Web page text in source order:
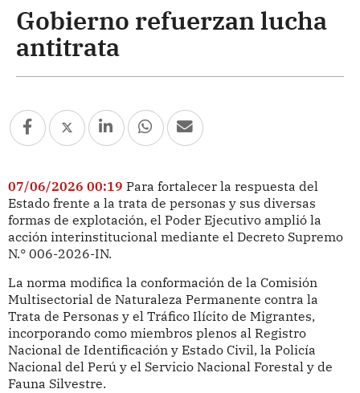
Gobierno refuerzan lucha
antitrata
07/06/2026 00:19 Para fortalecer la respuesta del
Estado frente a la trata de personas y sus diversas
formas de explotación, el Poder Ejecutivo amplió la
acción interinstitucional mediante el Decreto Supremo
N.° 006-2026-IN.
La norma modifica la conformación de la Comisión
Multisectorial de Naturaleza Permanente contra la
Trata de Personas y el Tráfico Ilícito de Migrantes,
incorporando como miembros plenos al Registro
Nacional de Identificación y Estado Civil, la Policía
Nacional del Perú y el Servicio Nacional Forestal y de
Fauna Silvestre.